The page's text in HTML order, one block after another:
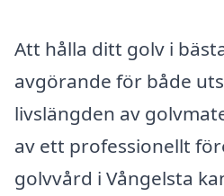
Att hålla ditt golv i
avgörande för både
livslängden av
av ett professionellt
golvvård i Vångelsta